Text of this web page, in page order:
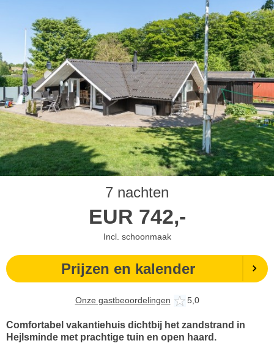
7 nachten
EUR 742,-
Incl. schoonmaak
Prijzen en kalender
Onze gastbeoordelingen 5,0
Comfortabel vakantiehuis dichtbij het zandstrand in
Hejlsminde met prachtige tuin en open haard.